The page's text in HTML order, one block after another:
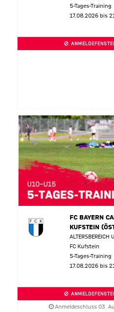
5-Tages-Training
17.08.2026 bis
FC BAYERN
KUFSTEIN
ALTERSBEREICH
FC Kufstein
5-Tages-Training
17.08.2026 bis
Anmeldeschluss 03.